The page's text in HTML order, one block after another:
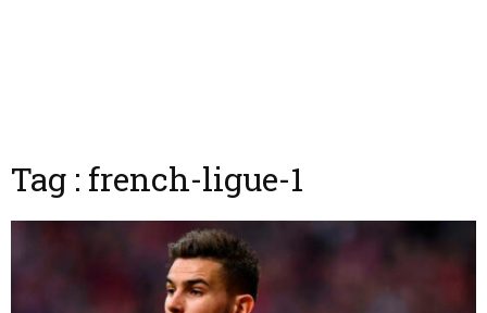
Tag : french-ligue-1